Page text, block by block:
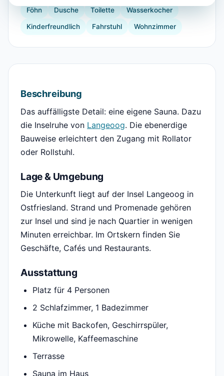
Föhn Dusche Toilette Wasserkocher
Kinderfreundlich Fahrstuhl Wohnzimmer
Beschreibung
Das auffälligste Detail: eine eigene Sauna. Dazu
die Inselruhe von Langeoog. Die ebenerdige
Bauweise erleichtert den Zugang mit Rollator
oder Rollstuhl.
Lage & Umgebung
Die Unterkunft liegt auf der Insel Langeoog in
Ostfriesland. Strand und Promenade gehören
zur Insel und sind je nach Quartier in wenigen
Minuten erreichbar. Im Ortskern finden Sie
Geschäfte, Cafés und Restaurants.
Ausstattung
Platz für 4 Personen
2 Schlafzimmer, 1 Badezimmer
Küche mit Backofen, Geschirrspüler,
Mikrowelle, Kaffeemaschine
Terrasse
Sauna im Haus